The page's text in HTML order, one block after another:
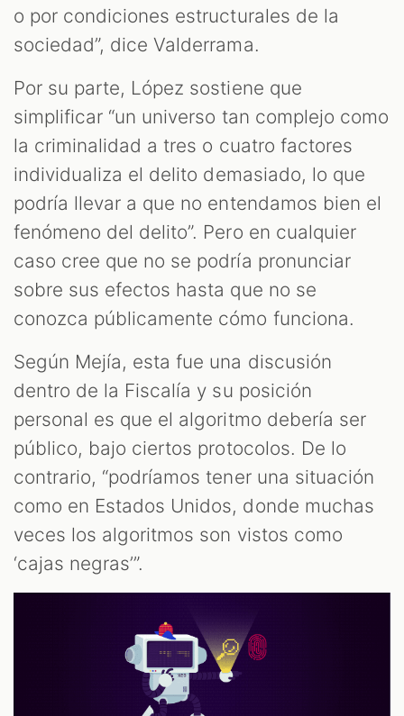
o por condiciones estructurales de la
sociedad”, dice Valderrama.
Por su parte, López sostiene que
simplificar “un universo tan complejo como
la criminalidad a tres o cuatro factores
individualiza el delito demasiado, lo que
podría llevar a que no entendamos bien el
fenómeno del delito”. Pero en cualquier
caso cree que no se podría pronunciar
sobre sus efectos hasta que no se
conozca públicamente cómo funciona.
Según Mejía, esta fue una discusión
dentro de la Fiscalía y su posición
personal es que el algoritmo debería ser
público, bajo ciertos protocolos. De lo
contrario, “podríamos tener una situación
como en Estados Unidos, donde muchas
veces los algoritmos son vistos como
‘cajas negras’”.